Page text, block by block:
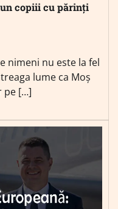
copiii cu părinți
nimeni nu este la fel
lume ca Moș
pe […]